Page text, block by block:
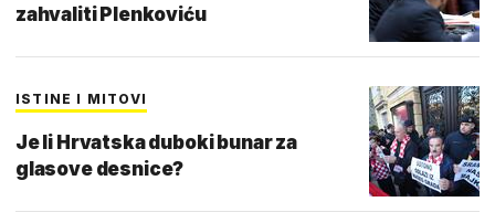
zahvaliti Plenkoviću
ISTINE I MITOVI
Je li Hrvatska duboki bunar za
glasove desnice?